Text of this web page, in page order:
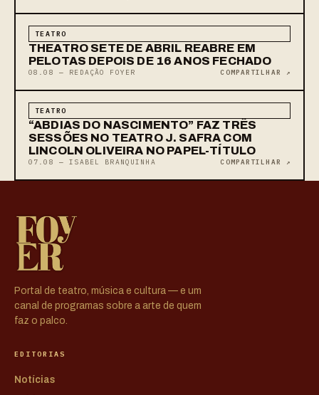
TEATRO
THEATRO SETE DE ABRIL REABRE EM
PELOTAS DEPOIS DE 16 ANOS FECHADO
08.08 — REDAÇÃO FOYER COMPARTILHAR ↗
TEATRO
“ABDIAS DO NASCIMENTO” FAZ TRÊS
SESSÕES NO TEATRO J. SAFRA COM
LINCOLN OLIVEIRA NO PAPEL-TÍTULO
07.08 — ISABEL BRANQUINHA COMPARTILHAR ↗
Portal de teatro, música e cultura — e um
canal de programas sobre a arte de quem
faz o palco.
EDITORIAS
Notícias